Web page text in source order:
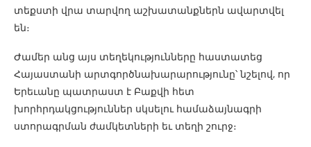
տեքստի վրա տարվող աշխատանքներն ավարտվել
են։
Ժամեր անց այս տեղեկությունները հաստատեց
Հայաստանի արտգործնախարարությունը՝ նշելով, որ
Երեւանը պատրաստ է Բաքվի հետ
խորհրդակցություններ սկսելու համաձայնագրի
ստորագրման ժամկետների եւ տեղի շուրջ։